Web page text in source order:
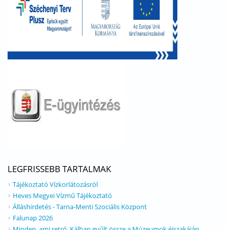
LEGFRISSEBB TARTALMAK
Tájékoztató Vízkorlátozásról
Heves Megyei Vízmű Tájékoztató
Álláshirdetés - Tarna-Menti Szociális Központ
Falunap 2026